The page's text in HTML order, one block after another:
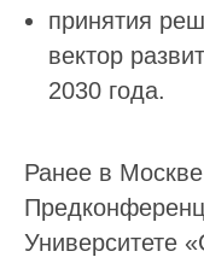
принятия
вектор
2030 года.
Ранее в
Университете